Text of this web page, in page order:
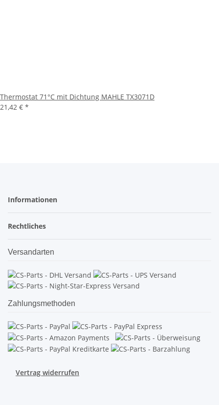
Thermostat 71°C mit Dichtung MAHLE TX3071D
21,42 € *
Informationen
Rechtliches
Versandarten
Zahlungsmethoden
Vertrag widerrufen